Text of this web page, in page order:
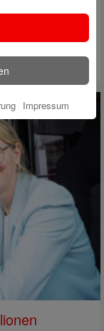
Teilnehmen
Impressum